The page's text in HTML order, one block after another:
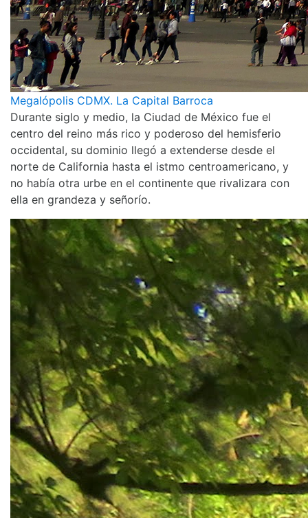
Megalópolis CDMX. La Capital Barroca
Durante siglo y medio, la Ciudad de México fue el
centro del reino más rico y poderoso del hemisferio
occidental, su dominio llegó a extenderse desde el
norte de California hasta el istmo centroamericano, y
no había otra urbe en el continente que rivalizara con
ella en grandeza y señorío.